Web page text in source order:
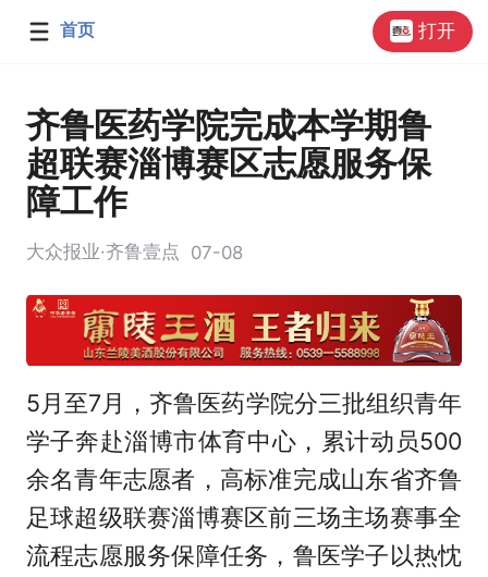
首页 打开
齐鲁医药学院完成本学期鲁
超联赛淄博赛区志愿服务保
障工作
大众报业·齐鲁壹点 07-08
5月至7月，齐鲁医药学院分三批组织青年
学子奔赴淄博市体育中心，累计动员500
余名青年志愿者，高标准完成山东省齐鲁
足球超级联赛淄博赛区前三场主场赛事全
流程志愿服务保障任务，鲁医学子以热忱